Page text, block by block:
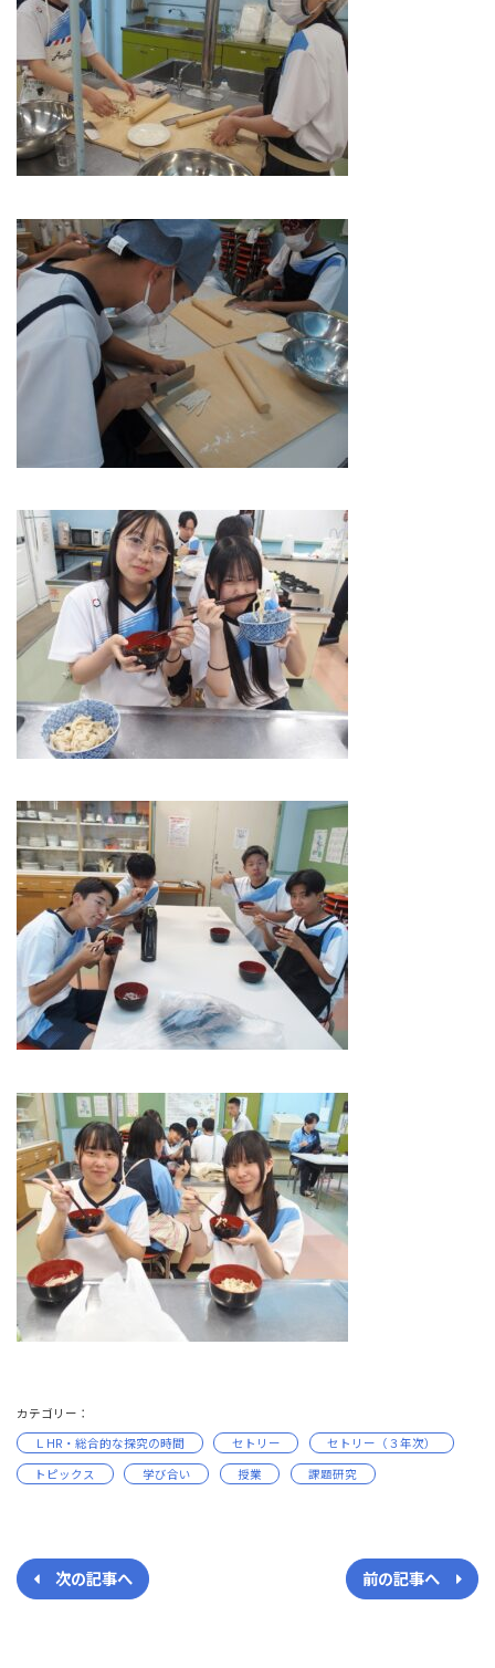
カテゴリー：
ＬHR・総合的な探究の時間
セトリー
セトリー（３年次）
トピックス
学び合い 授業 課題研究
前の記事へ
次の記事へ